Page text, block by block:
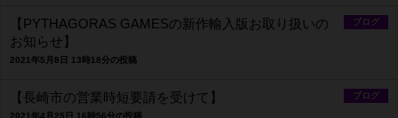
ブログ
【PYTHAGORAS GAMESの新作輸入版お取り扱いの
お知らせ】
2021年5月8日 13時18分の投稿
ブログ
【長崎市の営業時短要請を受けて】
2021年4月25日 16時56分の投稿